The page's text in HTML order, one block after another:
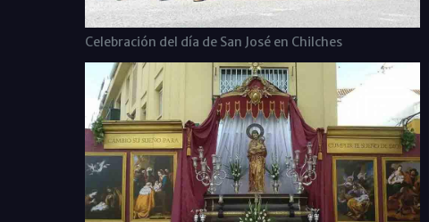
Celebración del día de San José en Chilches